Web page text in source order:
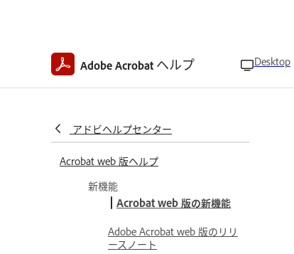
Adobe Acrobat ヘルプ Desktop
アドビヘルプセンター
Acrobat web 版ヘルプ
新機能
Acrobat web 版の新機能
Adobe Acrobat web 版のリリ
ースノート